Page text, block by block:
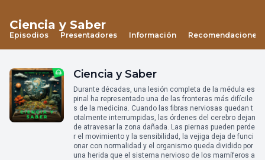
Ciencia y Saber
Episodios Presentadores Información Recomendaciones
Ciencia y Saber
Durante décadas, una lesión completa de la médula es
pinal ha representado una de las fronteras más difícile
s de la medicina. Cuando las fibras nerviosas quedan t
otalmente interrumpidas, las órdenes del cerebro dejan
de atravesar la zona dañada. Las piernas pueden perde
r el movimiento y la sensibilidad, la vejiga deja de funci
onar con normalidad y el organismo queda dividido por
una herida que el sistema nervioso de los mamíferos a